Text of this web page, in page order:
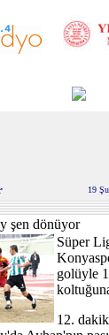
19
şen dönüyor
Süper
golüyle
12.